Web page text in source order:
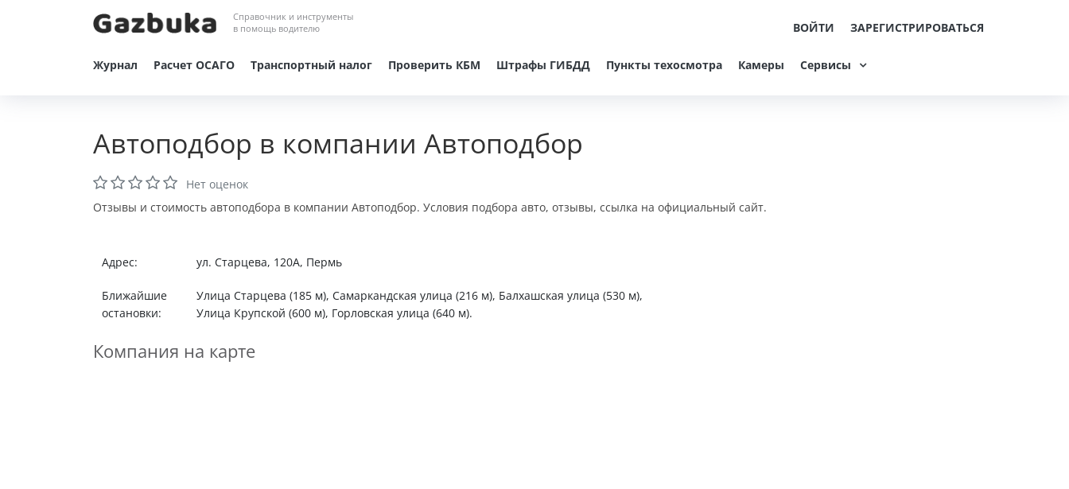
Справочник и инструменты
в помощь водителю
ВОЙТИ ЗАРЕГИСТРИРОВАТЬСЯ
Журнал Расчет ОСАГО Транспортный налог Проверить КБМ Штрафы ГИБДД Пункты техосмотра Камеры Сервисы
Автоподбор в компании Автоподбор
Нет оценок
Отзывы и стоимость автоподбора в компании Автоподбор. Условия подбора авто, отзывы, ссылка на официальный сайт.
Адрес: ул. Старцева, 120А, Пермь
Ближайшие
остановки:
Улица Старцева (185 м), Самаркандская улица (216 м), Балхашская улица (530 м),
Улица Крупской (600 м), Горловская улица (640 м).
Компания на карте